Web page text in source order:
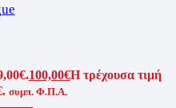
100,00€Η τρέχουσα τιμή
συμπ. Φ.Π.Α.